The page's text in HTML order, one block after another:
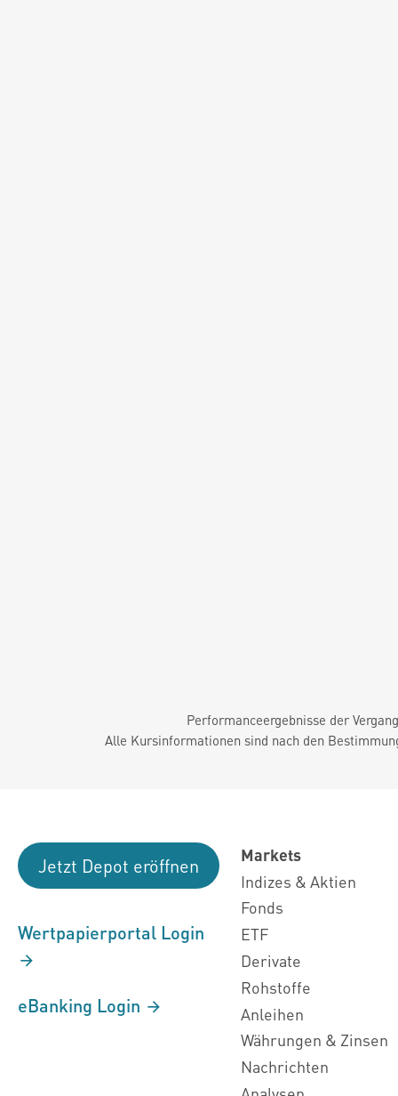
Performanceergebnisse der
Alle Kursinformationen sind nach den
Jetzt Depot eröffnen
Wertpapierportal Login
eBanking Login
Markets
Indizes & Aktien
Fonds
ETF
Derivate
Rohstoffe
Anleihen
Währungen & Zinsen
Nachrichten